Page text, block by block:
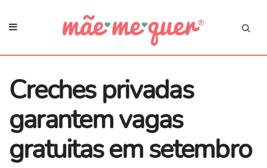
Creches privadas
garantem vagas
gratuitas em setembro